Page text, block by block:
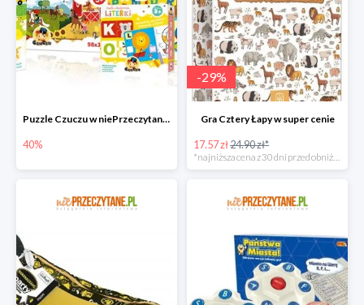
Puzzle Czuczu w niePrzeczytane.pl do -40%
40%
-29%
Gra Cztery Łapy w super cenie
17.57 zł24.90 zł*